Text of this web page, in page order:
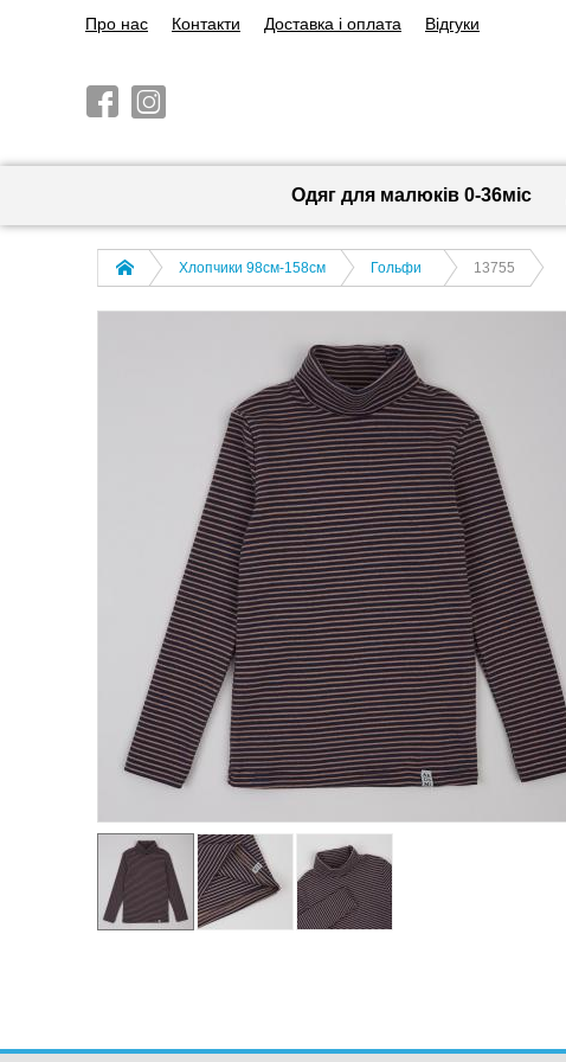
Про нас Контакти Доставка і оплата Відгуки
Одяг для малюків 0-36міс
Хлопчики 98см-158см Гольфи 13755